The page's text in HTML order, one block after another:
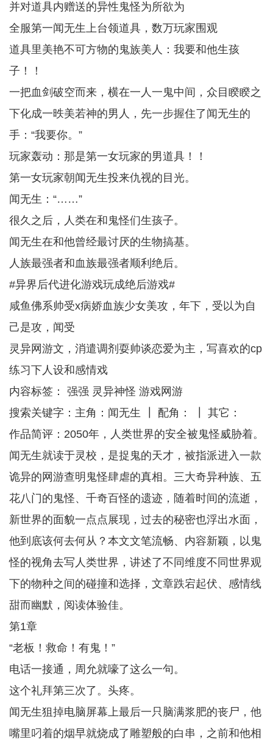
并对道具内赠送的异性鬼怪为所欲为
全服第一闻无生上台领道具，数万玩家围观
道具里美艳不可方物的鬼族美人：我要和他生孩
子！！
一把血剑破空而来，横在一人一鬼中间，众目睽睽之
下化成一昳美若神的男人，先一步握住了闻无生的
手：“我要你。”
玩家轰动：那是第一女玩家的男道具！！
第一女玩家朝闻无生投来仇视的目光。
闻无生：“……”
很久之后，人类在和鬼怪们生孩子。
闻无生在和他曾经最讨厌的生物搞基。
人族最强者和血族最强者顺利绝后。
#异界后代进化游戏玩成绝后游戏#
咸鱼佛系帅受x病娇血族少女美攻，年下，受以为自
己是攻，闻受
灵异网游文，消遣调剂耍帅谈恋爱为主，写喜欢的cp
练习下人设和感情戏
内容标签： 强强 灵异神怪 游戏网游
搜索关键字：主角：闻无生 ┃ 配角： ┃ 其它：
作品简评：2050年，人类世界的安全被鬼怪威胁着。
闻无生就读于灵校，是捉鬼的天才，被指派进入一款
诡异的网游查明鬼怪肆虐的真相。三大奇异种族、五
花八门的鬼怪、千奇百怪的遗迹，随着时间的流逝，
新世界的面貌一点点展现，过去的秘密也浮出水面，
他到底该何去何从？本文文笔流畅、内容新颖，以鬼
怪的视角去写人类世界，讲述了不同维度不同世界观
下的物种之间的碰撞和选择，文章跌宕起伏、感情线
甜而幽默，阅读体验佳。
第1章
“老板！救命！有鬼！”
电话一接通，周允就嚎了这么一句。
这个礼拜第三次了。头疼。
闻无生狙掉电脑屏幕上最后一只脑满浆肥的丧尸，他
嘴里叼着的烟早就烧成了雕塑般的白串，之前和他相